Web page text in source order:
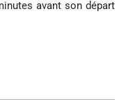
avant son départ